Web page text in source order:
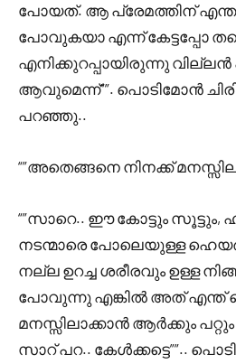
പോയത്. ആ പ്രേമത്തിന് എന്താ
പോവുകയാ എന്ന് കേട്ടപ്പോ
എനിക്കുറപ്പായിരുന്നു
ആവുമെന്ന്””. പൊടിമോൻ
പറഞ്ഞു..
“”അതെങ്ങനെ നിനക്ക്
“”സാറെ.. ഈ കോട്ടും സൂട്ടും,
നടന്മാരെ പോലെയുള്ള
നല്ല ഉറച്ച ശരീരവും ഉള്ള
പോവുന്നു എങ്കിൽ അത് എന്ത്
മനസ്സിലാക്കാൻ ആർക്കും
സാറ് പറ.. കേൾക്കട്ടെ””..